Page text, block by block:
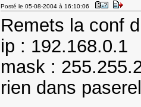
Posté le 05-08-2004 à 16:10:06
Remets la conf
ip : 192.168.0.1
mask :
rien dans